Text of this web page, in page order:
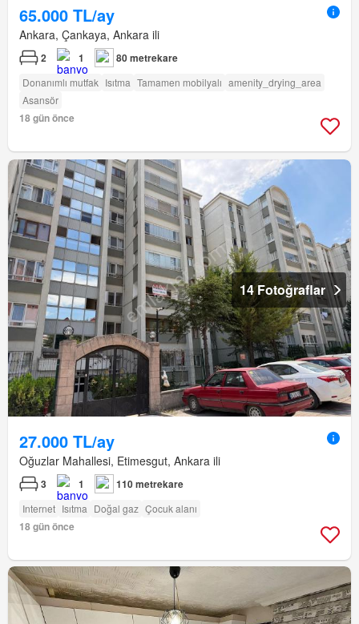
65.000 TL/ay
Ankara, Çankaya, Ankara ili
2 1 80 metrekare
Donanımlı mutfak Isıtma Tamamen mobilyalı amenity_drying_area
Asansör
18 gün önce
14 Fotoğraflar
27.000 TL/ay
Oğuzlar Mahallesi, Etimesgut, Ankara ili
3 1 110 metrekare
Internet Isıtma Doğal gaz Çocuk alanı
18 gün önce